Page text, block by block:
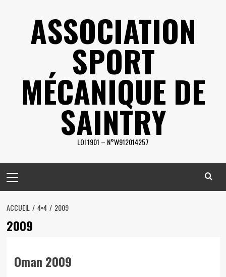
ASSOCIATION
SPORT
MÉCANIQUE DE
SAINTRY
LOI 1901 – N°W912014257
Menu
ACCUEIL 4×4 2009
2009
Oman 2009